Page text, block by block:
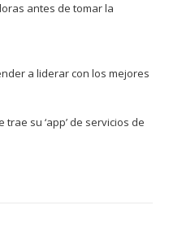
antes de tomar la
a liderar con los mejores
su ‘app’ de servicios de